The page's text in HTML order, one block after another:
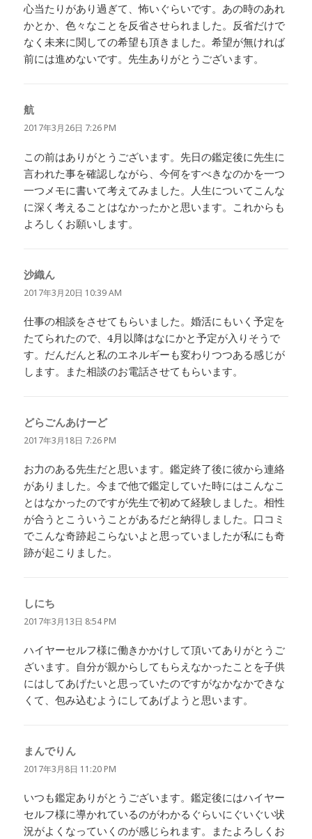
心当たりがあり過ぎて、怖いぐらいです。あの時のあれ
かとか、色々なことを反省させられました。反省だけで
なく未来に関しての希望も頂きました。希望が無ければ
前には進めないです。先生ありがとうございます。
航
り:
2017年3月26日 7:26 PM
この前はありがとうございます。先日の鑑定後に先生に
言われた事を確認しながら、今何をすべきなのかを一つ
一つメモに書いて考えてみました。人生についてこんな
に深く考えることはなかったかと思います。これからも
よろしくお願いします。
沙織ん
り:
2017年3月20日 10:39 AM
仕事の相談をさせてもらいました。婚活にもいく予定を
たてられたので、4月以降はなにかと予定が入りそうで
す。だんだんと私のエネルギーも変わりつつある感じが
します。また相談のお電話させてもらいます。
どらごんあけーどよ
り:
2017年3月18日 7:26 PM
お力のある先生だと思います。鑑定終了後に彼から連絡
がありました。今まで他で鑑定していた時にはこんなこ
とはなかったのですが先生で初めて経験しました。相性
が合うとこういうことがあるだと納得しました。口コミ
でこんな奇跡起こらないよと思っていましたが私にも奇
跡が起こりました。
しにち
り:
2017年3月13日 8:54 PM
ハイヤーセルフ様に働きかかけして頂いてありがとうご
ざいます。自分が親からしてもらえなかったことを子供
にはしてあげたいと思っていたのですがなかなかできな
くて、包み込むようにしてあげようと思います。
まんでりん
り:
2017年3月8日 11:20 PM
いつも鑑定ありがとうございます。鑑定後にはハイヤー
セルフ様に導かれているのがわかるぐらいにぐいぐい状
況がよくなっていくのが感じられます。またよろしくお